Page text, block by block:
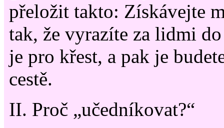
přeložit takto: Získávejte
tak, že vyrazíte za lidmi
je pro křest, a pak je
cestě.
II. Proč „učedníkovat?“